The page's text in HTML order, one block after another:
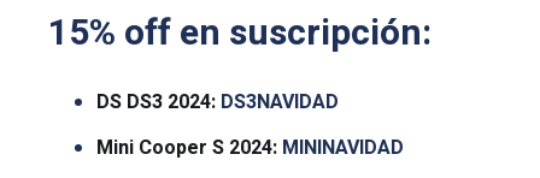
15% off en suscripción:
DS DS3 2024: DS3NAVIDAD
Mini Cooper S 2024: MININAVIDAD